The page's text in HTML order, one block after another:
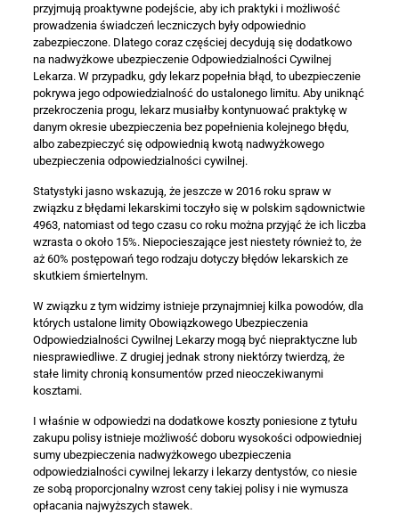
przyjmują proaktywne podejście, aby ich praktyki i możliwość
prowadzenia świadczeń leczniczych były odpowiednio
zabezpieczone. Dlatego coraz częściej decydują się dodatkowo
na nadwyżkowe ubezpieczenie Odpowiedzialności Cywilnej
Lekarza. W przypadku, gdy lekarz popełnia błąd, to ubezpieczenie
pokrywa jego odpowiedzialność do ustalonego limitu. Aby uniknąć
przekroczenia progu, lekarz musiałby kontynuować praktykę w
danym okresie ubezpieczenia bez popełnienia kolejnego błędu,
albo zabezpieczyć się odpowiednią kwotą nadwyżkowego
ubezpieczenia odpowiedzialności cywilnej.
Statystyki jasno wskazują, że jeszcze w 2016 roku spraw w
związku z błędami lekarskimi toczyło się w polskim sądownictwie
4963, natomiast od tego czasu co roku można przyjąć że ich liczba
wzrasta o około 15%. Niepocieszające jest niestety również to, że
aż 60% postępowań tego rodzaju dotyczy błędów lekarskich ze
skutkiem śmiertelnym.
W związku z tym widzimy istnieje przynajmniej kilka powodów, dla
których ustalone limity Obowiązkowego Ubezpieczenia
Odpowiedzialności Cywilnej Lekarzy mogą być niepraktyczne lub
niesprawiedliwe. Z drugiej jednak strony niektórzy twierdzą, że
stałe limity chronią konsumentów przed nieoczekiwanymi
kosztami.
I właśnie w odpowiedzi na dodatkowe koszty poniesione z tytułu
zakupu polisy istnieje możliwość doboru wysokości odpowiedniej
sumy ubezpieczenia nadwyżkowego ubezpieczenia
odpowiedzialności cywilnej lekarzy i lekarzy dentystów, co niesie
ze sobą proporcjonalny wzrost ceny takiej polisy i nie wymusza
opłacania najwyższych stawek.